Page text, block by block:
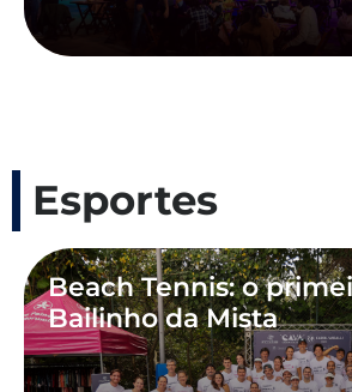
Esportes
Beach Tennis: o
Bailinho da Mista